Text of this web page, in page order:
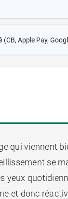
(CB, Apple Pay,
qui viennent
se
yeux
et donc